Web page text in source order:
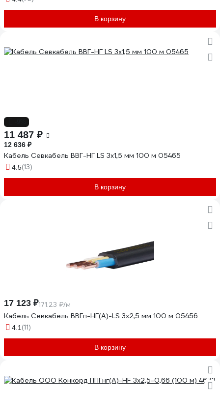
В корзину
11 487 ₽
12 636 ₽
Кабель Севкабель ВВГ-НГ LS 3х1,5 мм 100 м 05465
4.5(13)
В корзину
17 123 ₽171.23 ₽/м
Кабель Севкабель ВВГп-НГ(А)-LS 3х2,5 мм 100 м 05456
4.1 (11)
В корзину